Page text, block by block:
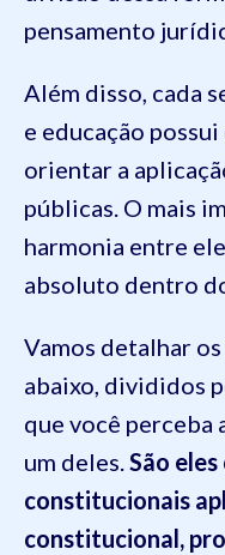
pensamento
Além disso, cada
e educação
orientar a
públicas. O mais
harmonia entre
absoluto dentro
Vamos detalhar
abaixo, divididos
que você perceba
um deles.São
constitucionais
constitucional,